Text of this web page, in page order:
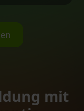
mit